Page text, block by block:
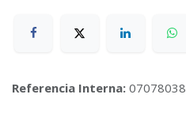
Referencia Interna: 07078038